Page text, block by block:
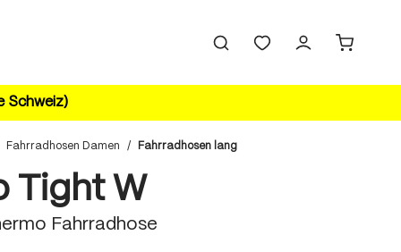
Schweiz)
Fahrradhosen Damen / Fahrradhosen lang
Tight W
Fahrradhose